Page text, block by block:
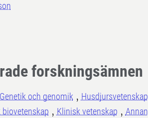
forskningsämnen
Genetik och genomik
Husdjursvetenskap
Klinisk vetenskap
Annan